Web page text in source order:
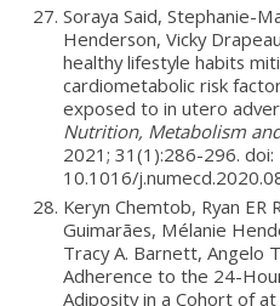
Soraya Said, Stephanie-
Henderson, Vicky Drapeau
healthy lifestyle habits
cardiometabolic risk
exposed to in utero
Nutrition, Metabolism
2021; 31(1):286-296. doi:
10.1016/
Keryn Chemtob, Ryan ER
Guimarães, Mélanie
Tracy A. Barnett, Angelo
Adherence to the 24-
Adiposity in a Cohort of at